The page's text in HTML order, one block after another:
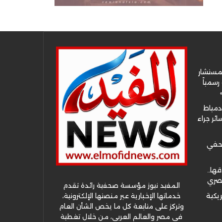
جراء
المفيد نيوز مؤسسة صحفية رائدة تقدم
خدماتها الإخبارية عبر منصتها الإلكترونية،
وتركز على متابعة كل ما يخص الشأن العام
في مصر والعالم العربي، من خلال تغطية